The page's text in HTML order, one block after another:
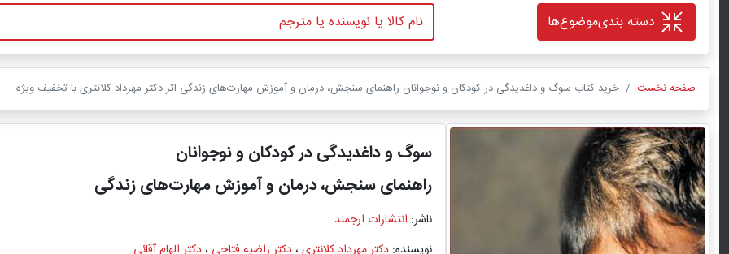
دسته بندیموضوع‌ها
صفحه نخست خرید کتاب سوگ و داغدیدگی در کودکان و نوجوانان راهنمای سنجش، درمان و آموزش مهارت‌های زندگی اثر دکتر مهرداد کلانتری با تخفیف ویژه
سوگ و داغدیدگی در کودکان و نوجوانان
راهنمای سنجش، درمان و آموزش مهارت‌های زندگی
ناشر: انتشارات ارجمند
نویسنده: دکتر مهرداد کلانتری،دکتر راضیه فتاحی ،دکتر الهام آقائی